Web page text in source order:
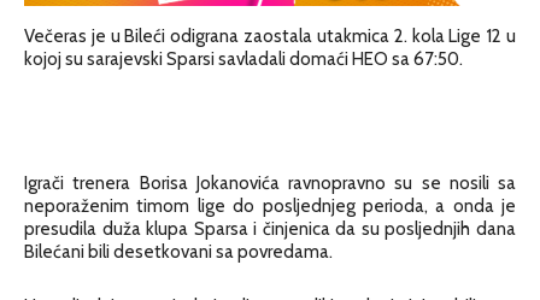
Večeras je u Bileći odigrana zaostala utakmica 2. kola Lige 12 u
kojoj su sarajevski Sparsi savladali domaći HEO sa 67:50.
Igrači trenera Borisa Jokanovića ravnopravno su se nosili sa
neporaženim timom lige do posljednjeg perioda, a onda je
presudila duža klupa Sparsa i činjenica da su posljednjih dana
Bilećani bili desetkovani sa povredama.